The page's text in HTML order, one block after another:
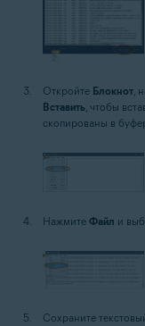
Откройте Блокнот,
Вставить, чтобы
скопированы в
Нажмите Файл и
Сохраните